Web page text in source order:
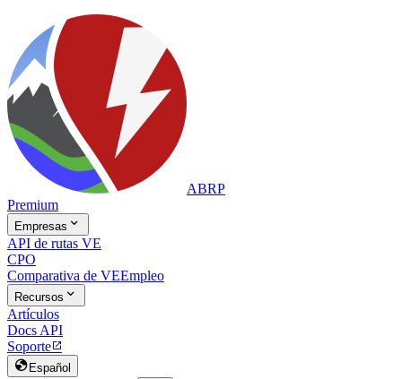
ABRP
Premium
Empresas 
API de rutas VE
CPO
Comparativa de VEEmpleo
Recursos 
Artículos
Docs API
Soporte
 Español